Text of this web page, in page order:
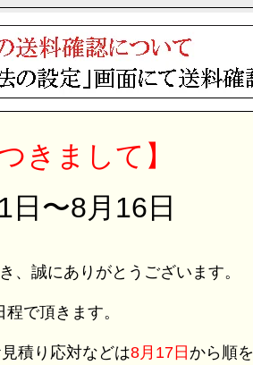
きまして】
日〜8月16日
、誠にありがとうございます。
で頂きます。
積り応対などは8月17日 から順